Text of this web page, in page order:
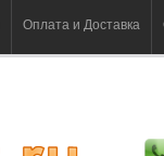
Оплата и Доставка